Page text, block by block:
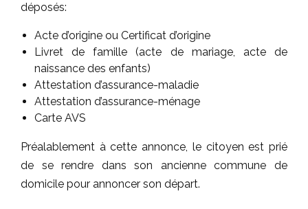
déposés:
Acte d’origine ou Certificat d’origine
Livret de famille (acte de mariage, acte de
naissance des enfants)
Attestation d’assurance-maladie
Attestation d’assurance-ménage
Carte AVS
Préalablement à cette annonce, le citoyen est prié
de se rendre dans son ancienne commune de
domicile pour annoncer son départ.